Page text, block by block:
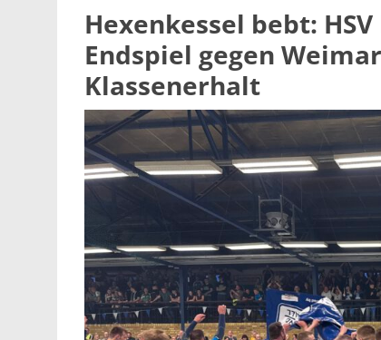
Hexenkessel bebt:
Endspiel gegen
Klassenerhalt